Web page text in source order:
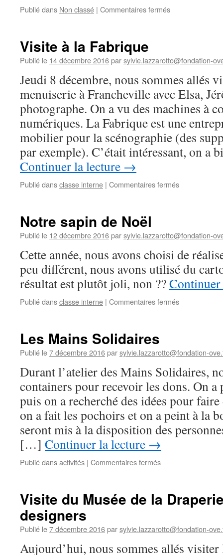
Publié dans Non classé | Commentaires ferméssur
formation
Visite à la Fabrique
Publié le 14 décembre 2016parsylvie.lazzarotto@fondation-
Jeudi 8 décembre, nous sommes allés
menuiserie à Francheville avec Elsa,
photographe. On a vu des machines à
numériques. La Fabrique est une
mobilier pour la scénographie (des
par exemple). C’était intéressant, on
Continuer la lecture →
Publié dansclasse interne | Commentaires ferméssur
Notre sapin de Noël
Publié le 12 décembre 2016parsylvie.lazzarotto@fondation-
Cette année, nous avons choisi de
peu différent, nous avons utilisé du
résultat est plutôt joli, non ??
Publié dansclasse interne | Commentaires ferméssur
Les Mains Solidaires
Publié le7 décembre 2016parsylvie.lazzarotto@fondation-
Durant l’atelier des Mains Solidaires,
containers pour recevoir les dons. On a
puis on a recherché des idées pour
on a fait les pochoirs et on a peint à la
seront mis à la disposition des
[…] Continuer la lecture →
Publié dansactivités | Commentaires ferméssur
Visite du Musée de la
designers
Publié le7 décembre 2016parsylvie.lazzarotto@fondation-
Aujourd’hui, nous sommes allés visiter